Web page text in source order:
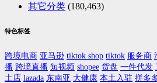
其它分类 (180,463)
特色标签
跨境电商 亚马逊 tiktok shop tiktok 服务商
播 跨境直播 短视频 shopee 货盘 一件代发
土店 lazada 东南亚 大健康 本土入驻 拼多